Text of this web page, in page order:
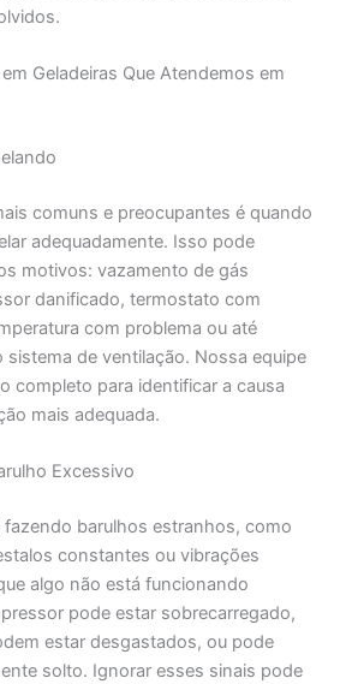
Geladeiras Que Atendemos em
comuns e preocupantes é quando
adequadamente. Isso pode
motivos: vazamento de gás
danificado, termostato com
com problema ou até
de ventilação. Nossa equipe
completo para identificar a causa
mais adequada.
Excessivo
fazendo barulhos estranhos, como
constantes ou vibrações
algo não está funcionando
pode estar sobrecarregado,
estar desgastados, ou pode
solto. Ignorar esses sinais pode